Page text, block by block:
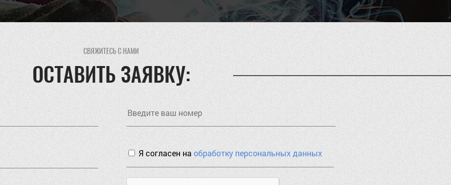
СВЯЖИТЕСЬ С НАМИ
ОСТАВИТЬ ЗАЯВКУ:
Я согласен на обработку персональных данных